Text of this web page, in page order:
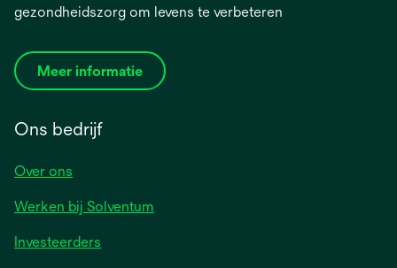
gezondheidszorg om levens te verbeteren
Meer informatie
Ons bedrijf
Over ons
Werken bij Solventum
Investeerders